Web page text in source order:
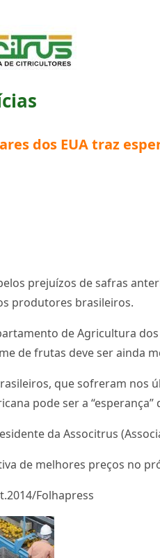
dos EUA traz
prejuízos de safras
produtores brasileiros.
de Agricultura
de frutas deve ser ainda
que sofreram nos
pode ser a
da Associtrus
de melhores preços no
Folhapress